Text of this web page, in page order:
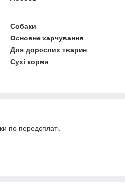
Собаки
Основне харчування
Для дорослих тварин
Сухі корми
по передоплаті.